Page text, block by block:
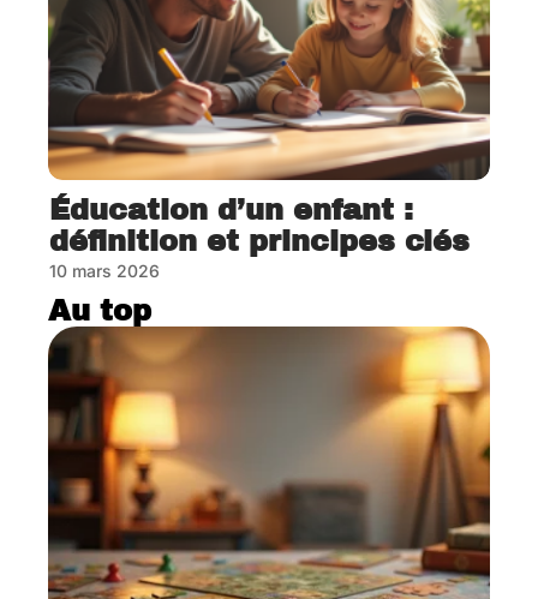
Éducation d’un enfant :
définition et principes clés
10 mars 2026
Au top